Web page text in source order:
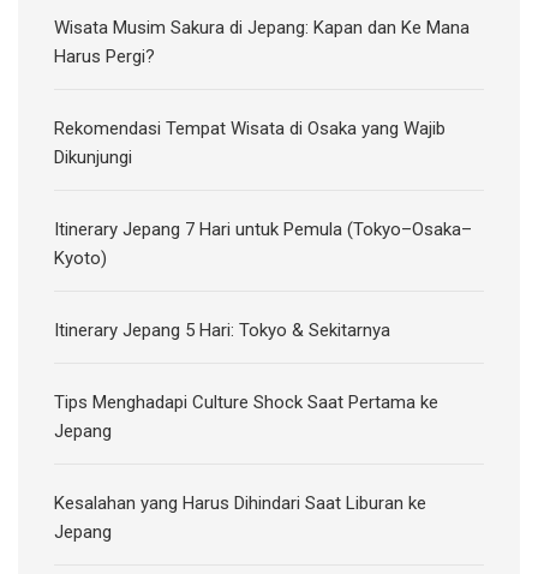
Wisata Musim Sakura di Jepang: Kapan dan Ke Mana
Harus Pergi?
Rekomendasi Tempat Wisata di Osaka yang Wajib
Dikunjungi
Itinerary Jepang 7 Hari untuk Pemula (Tokyo–Osaka–
Kyoto)
Itinerary Jepang 5 Hari: Tokyo & Sekitarnya
Tips Menghadapi Culture Shock Saat Pertama ke
Jepang
Kesalahan yang Harus Dihindari Saat Liburan ke
Jepang